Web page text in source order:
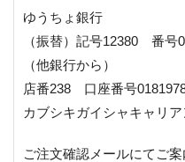
ゆうちょ銀行
（振替）記号12380 番号
（他銀行から）
店番238 口座番号
カブシキガイシャキャリア
ご注文確認メールにてご